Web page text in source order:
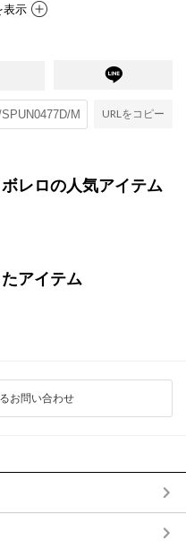
表示
URLをコピー
レロの人気アイテム
アイテム
お問い合わせ